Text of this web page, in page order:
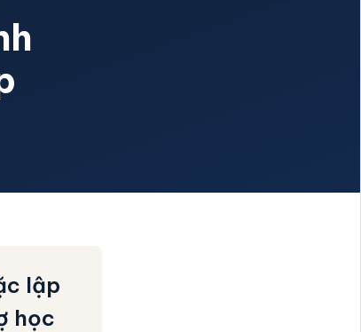
lập
học